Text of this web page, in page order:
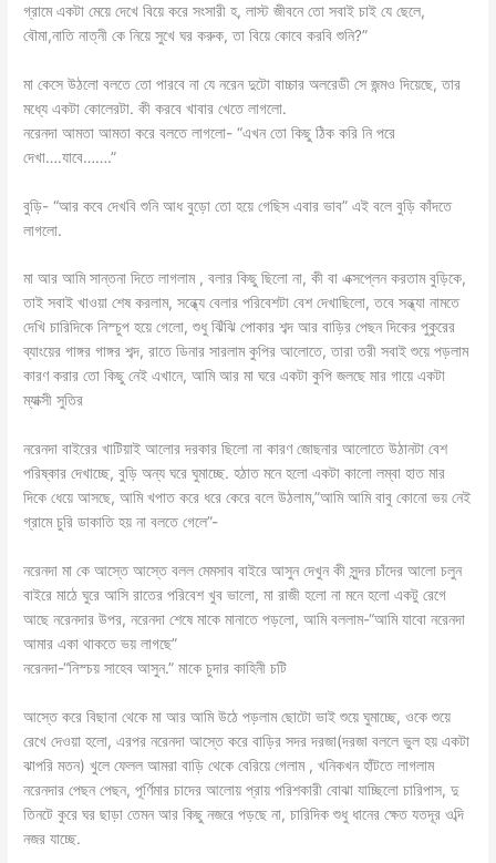
গ্রামে একটা মেয়ে দেখে বিয়ে করে সংসারী হ, লাস্ট জীবনে তো সবাই চাই যে ছেলে,
বৌমা,নাতি নাত্নী কে নিয়ে সুখে ঘর করুক, তা বিয়ে কোবে করবি শুনি?”
মা কেসে উঠলো বলতে তো পারবে না যে নরেন দুটো বাচ্চার অলরেডী সে জন্মও দিয়েছে, তার
মধ্যে একটা কোলেরটা. কী করবে খাবার খেতে লাগলো.
নরেনদা আমতা আমতা করে বলতে লাগলো- “এখন তো কিছু ঠিক করি নি পরে
দেখা….যাবে…….”
বুড়ি- “আর কবে দেখবি শুনি আধ বুড়ো তো হয়ে গেছিস এবার ভাব” এই বলে বুড়ি কাঁদতে
লাগলো.
মা আর আমি সান্তনা দিতে লাগলাম , বলার কিছু ছিলো না, কী বা এক্সপ্লেন করতাম বুড়িকে,
তাই সবাই খাওয়া শেষ করলাম, সন্ধ্যে বেলার পরিবেশটা বেশ দেখাছিলো, তবে সন্ধ্যা নামতে
দেখি চারিদিকে নিস্চুপ হয়ে গেলো, শুধু ঝিঁঝি পোকার শব্দ আর বাড়ির পেছন দিকের পুকুরের
ব্যাংয়ের গাঙ্গর গাঙ্গর শব্দ, রাতে ডিনার সারলাম কুপির আলোতে, তারা তরী সবাই শুয়ে পড়লাম
কারণ করার তো কিছু নেই এখানে, আমি আর মা ঘরে একটা কুপি জলছে মার গায়ে একটা
ম্যাক্সী সুতির
নরেনদা বাইরের খাটিয়াই আলোর দরকার ছিলো না কারণ জোছনার আলোতে উঠানটা বেশ
পরিষ্কার দেখাচ্ছে, বুড়ি অন্য ঘরে ঘুমাচ্ছে. হঠাত মনে হলো একটা কালো লম্বা হাত মার
দিকে ধেয়ে আসছে, আমি খপাত করে ধরে কেরে বলে উঠলাম,”আমি আমি বাবু কোনো ভয় নেই
গ্রামে চুরি ডাকাতি হয় না বলতে গেলে”-
নরেনদা মা কে আস্তে আস্তে বলল মেমসাব বাইরে আসুন দেখুন কী সুন্দর চাঁদের আলো চলুন
বাইরে মাঠে ঘুরে আসি রাতের পরিবেশ খুব ভালো, মা রাজী হলো না মনে হলো একটু রেগে
আছে নরেনদার উপর, নরেনদা শেষে মাকে মানাতে পড়লো, আমি বললাম-“আমি যাবো নরেনদা
আমার একা থাকতে ভয় লাগছে”
নরেনদা-“নিস্চয় সাহেব আসুন.” মাকে চুদার কাহিনী চটি
আস্তে করে বিছানা থেকে মা আর আমি উঠে পড়লাম ছোটো ভাই শুয়ে ঘুমাচ্ছে, ওকে শুয়ে
রেখে দেওয়া হলো, এরপর নরেনদা আস্তে করে বাড়ির সদর দরজা(দরজা বললে ভুল হয় একটা
ঝাপরি মতন) খুলে ফেলল আমরা বাড়ি থেকে বেরিয়ে গেলাম , খনিকখন হাঁটতে লাগলাম
নরেনদার পেছন পেছন, পূর্ণিমার চাদের আলোয় প্রায় পরিশকারী বোঝা যাচ্ছিলো চারিপাস, দু
তিনটে কুরে ঘর ছাড়া তেমন আর কিছু নজরে পড়ছে না, চারিদিক শুধু ধানের ক্ষেত যতদূর ওব্দি
নজর যাচ্ছে.